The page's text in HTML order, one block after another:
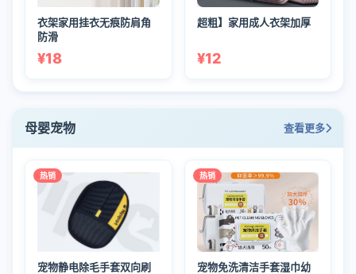
衣架家用挂衣无痕防肩角
防滑
¥18
超粗】家用成人衣架加厚
¥12
母婴宠物 查看更多
热销
宠物静电除毛手套双向刷
热销
宠物免洗清洁手套湿巾幼